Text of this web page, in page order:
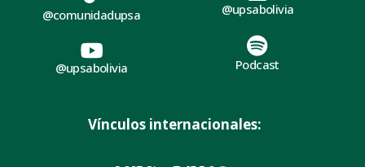
@comunidadupsa
@upsabolivia
@upsabolivia
Podcast
Vínculos internacionales: